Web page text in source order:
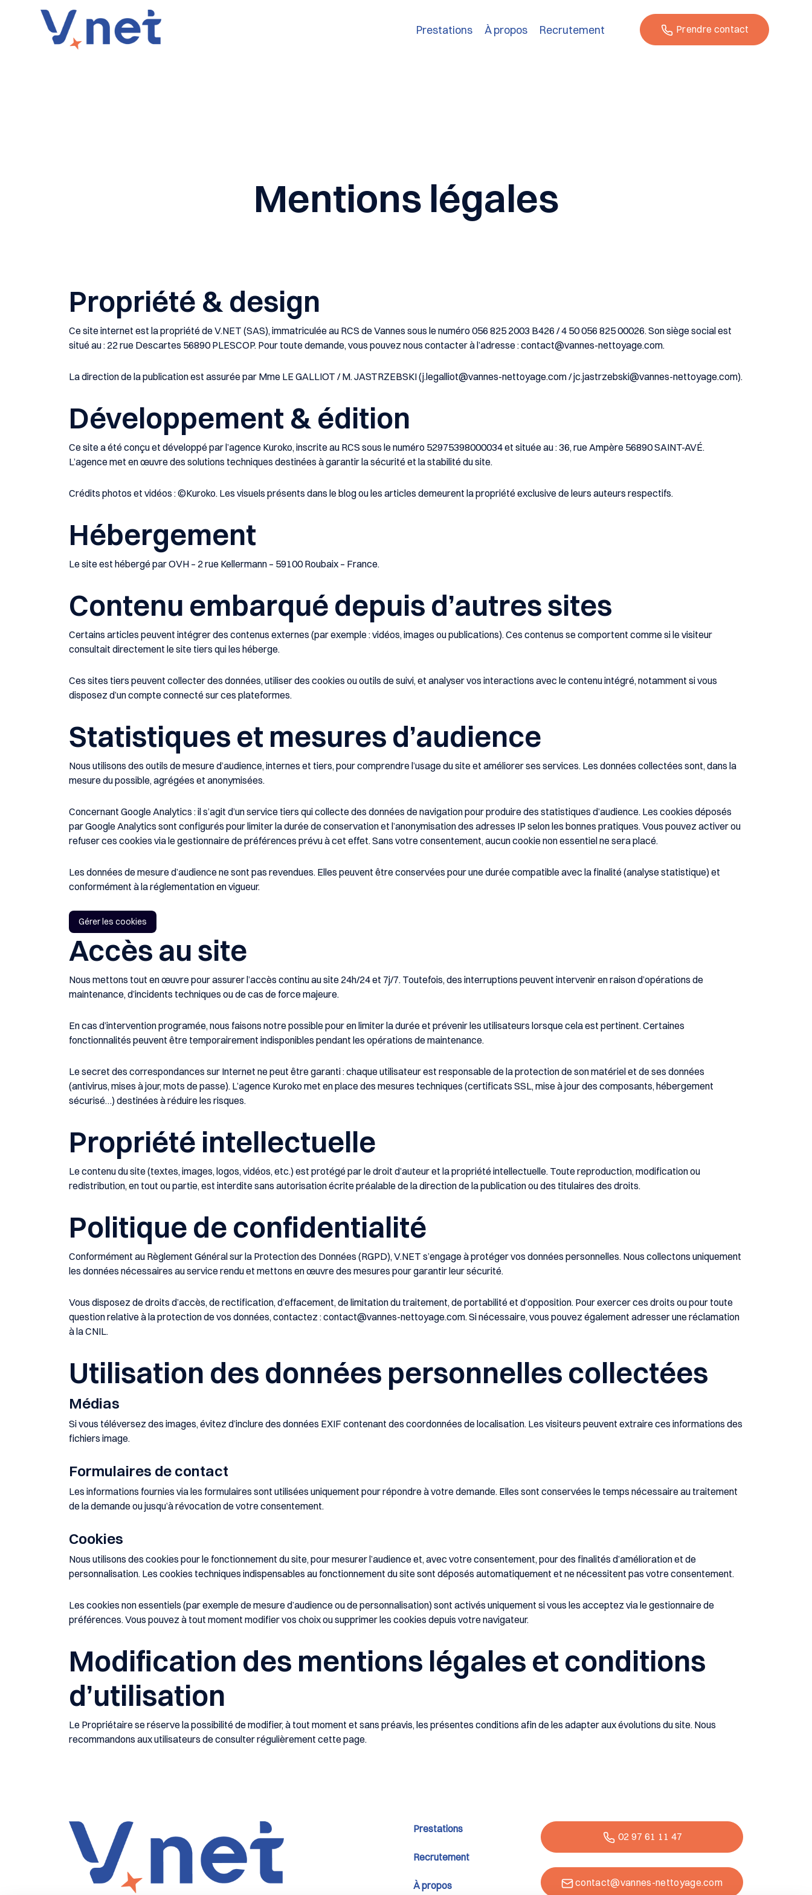
Prestations À propos Recrutement Prendre contact
Mentions légales
Propriété & design
Ce site internet est la propriété deV.NET (SAS), immatriculée au RCS deVannes sous le numéro 056 825 2003 B426 / 4 50 056 825 00026. Son siège social est
situé au : 22 rue Descartes 56890 PLESCOP. Pour toute demande, vous pouvez nous contacter à l’adresse :contact@vannes-nettoyage.com.
La direction de la publication est assurée par Mme LE GALLIOT / M. JASTRZEBSKI(j.legalliot@vannes-nettoyage.com / jc.jastrzebski@vannes-nettoyage.com).
Développement & édition
Ce site a été conçu et développé par l’agence Kuroko, inscrite au RCS sous le numéro 52975398000034et située au :36, rue Ampère 56890 SAINT-AVÉ.
L’agence met en œuvre des solutions techniques destinées à garantir la sécurité et la stabilité du site.
Crédits photos et vidéos :©Kuroko. Les visuels présents dans le blog ou les articles demeurent la propriété exclusive de leurs auteurs respectifs.
Hébergement
Le site est hébergé parOVH – 2 rue Kellermann – 59100 Roubaix – France.
Contenu embarqué depuis d’autres sites
Certains articles peuvent intégrer des contenus externes (par exemple : vidéos, images ou publications). Ces contenus se comportent comme si le visiteur
consultait directement le site tiers qui les héberge.
Ces sites tiers peuvent collecter des données, utiliser des cookies ou outils de suivi, et analyser vos interactions avec le contenu intégré, notamment si vous
disposez d’un compte connecté sur ces plateformes.
Statistiques et mesures d’audience
Nous utilisons des outils de mesure d’audience, internes et tiers, pour comprendre l’usage du site et améliorer ses services. Les données collectées sont, dans la
mesure du possible, agrégées et anonymisées.
Concernant Google Analytics : il s’agit d’un service tiers qui collecte des données de navigation pour produire des statistiques d’audience. Les cookies déposés
par Google Analytics sont configurés pour limiter la durée de conservation et l’anonymisation des adresses IP selon les bonnes pratiques. Vous pouvez activer ou
refuser ces cookies via le gestionnaire de préférences prévu à cet effet. Sans votre consentement, aucun cookie non essentiel ne sera placé.
Les données de mesure d’audience ne sont pas revendues. Elles peuvent être conservées pour une durée compatible avec la finalité (analyse statistique) et
conformément à la réglementation en vigueur.
Gérer les cookies
Accès au site
Nous mettons tout en œuvre pour assurer l’accès continu au site 24h/24 et 7j/7. Toutefois, des interruptions peuvent intervenir en raison d’opérations de
maintenance, d’incidents techniques ou de cas de force majeure.
En cas d’intervention programée, nous faisons notre possible pour en limiter la durée et prévenir les utilisateurs lorsque cela est pertinent. Certaines
fonctionnalités peuvent être temporairement indisponibles pendant les opérations de maintenance.
Le secret des correspondances sur Internet ne peut être garanti : chaque utilisateur est responsable de la protection de son matériel et de ses données
(antivirus, mises à jour, mots de passe). L’agence Kuroko met en place des mesures techniques (certificats SSL, mise à jour des composants, hébergement
sécurisé…) destinées à réduire les risques.
Propriété intellectuelle
Le contenu du site (textes, images, logos, vidéos, etc.) est protégé par le droit d’auteur et la propriété intellectuelle. Toute reproduction, modification ou
redistribution, en tout ou partie, est interdite sans autorisation écrite préalable de la direction de la publication ou des titulaires des droits.
Politique de confidentialité
Conformément au Règlement Général sur la Protection des Données (RGPD),V.NET s’engage à protéger vos données personnelles. Nous collectons uniquement
les données nécessaires au service rendu et mettons en œuvre des mesures pour garantir leur sécurité.
Vous disposez de droits d’accès, de rectification, d’effacement, de limitation du traitement, de portabilité et d’opposition. Pour exercer ces droits ou pour toute
question relative à la protection de vos données, contactez :contact@vannes-nettoyage.com. Si nécessaire, vous pouvez également adresser une réclamation
à la CNIL.
Utilisation des données personnelles collectées
Médias
Si vous téléversez des images, évitez d’inclure des données EXIF contenant des coordonnées de localisation. Les visiteurs peuvent extraire ces informations des
fichiers image.
Formulaires de contact
Les informations fournies via les formulaires sont utilisées uniquement pour répondre à votre demande. Elles sont conservées le temps nécessaire au traitement
de la demande ou jusqu’à révocation de votre consentement.
Cookies
Nous utilisons des cookies pour le fonctionnement du site, pour mesurer l’audience et, avec votre consentement, pour des finalités d’amélioration et de
personnalisation. Les cookies techniques indispensables au fonctionnement du site sont déposés automatiquement et ne nécessitent pas votre consentement.
Les cookies non essentiels (par exemple de mesure d’audience ou de personnalisation) sont activés uniquement si vous les acceptez via le gestionnaire de
préférences. Vous pouvez à tout moment modifier vos choix ou supprimer les cookies depuis votre navigateur.
Modification des mentions légales et conditions
d’utilisation
Le Propriétaire se réserve la possibilité de modifier, à tout moment et sans préavis, les présentes conditions afin de les adapter aux évolutions du site. Nous
recommandons aux utilisateurs de consulter régulièrement cette page.
Prestations
Recrutement
À propos
02 97 61 11 47
contact@vannes-nettoyage.com